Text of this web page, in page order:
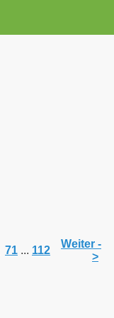
71 ... 112
Weiter -
>